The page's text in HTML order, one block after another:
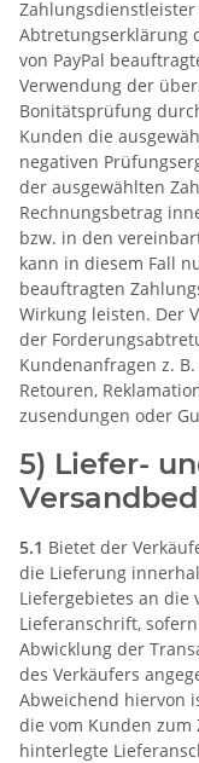
Abtretungserklärung
von PayPal
Verwendung der
Bonitätsprüfung
Kunden die
negativen
der ausgewählten
Rechnungsbetrag
bzw. in den
kann in diesem Fall
beauftragten
Wirkung leisten. Der
der
Kundenanfragen z.
Retouren,
zusendungen oder
5) Liefer-
5.1 Bietet der
die Lieferung
Liefergebietes an die
Lieferanschrift,
Abwicklung der
des Verkäufers
Abweichend hiervon
die vom Kunden zum
hinterlegte